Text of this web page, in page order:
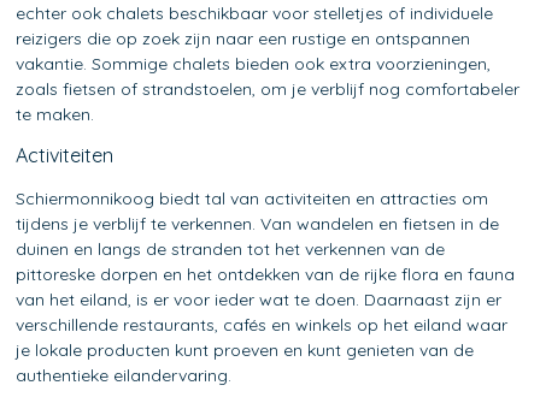
echter ook chalets beschikbaar voor stelletjes of individuele
reizigers die op zoek zijn naar een rustige en ontspannen
vakantie. Sommige chalets bieden ook extra voorzieningen,
zoals fietsen of strandstoelen, om je verblijf nog comfortabeler
te maken.
Activiteiten
Schiermonnikoog biedt tal van activiteiten en attracties om
tijdens je verblijf te verkennen. Van wandelen en fietsen in de
duinen en langs de stranden tot het verkennen van de
pittoreske dorpen en het ontdekken van de rijke flora en fauna
van het eiland, is er voor ieder wat te doen. Daarnaast zijn er
verschillende restaurants, cafés en winkels op het eiland waar
je lokale producten kunt proeven en kunt genieten van de
authentieke eilandervaring.